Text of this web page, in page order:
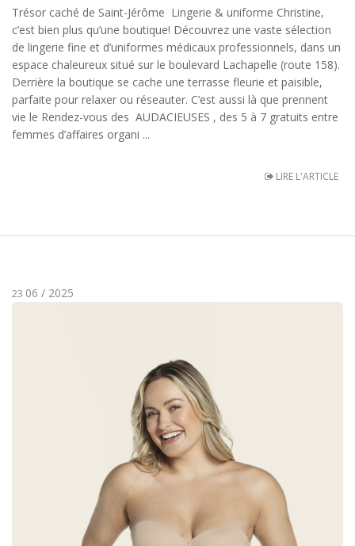
Trésor caché de Saint-Jérôme Lingerie & uniforme Christine,
c’est bien plus qu’une boutique! Découvrez une vaste sélection
de lingerie fine et d’uniformes médicaux professionnels, dans un
espace chaleureux situé sur le boulevard Lachapelle (route 158).
Derrière la boutique se cache une terrasse fleurie et paisible,
parfaite pour relaxer ou réseauter. C’est aussi là que prennent
vie le Rendez-vous des AUDACIEUSES , des 5 à 7 gratuits entre
femmes d’affaires organi ...
LIRE L'ARTICLE
23 06 / 2025